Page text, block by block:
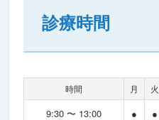
診療時間
時間 月 火
9:30 〜 13:00 ● ●